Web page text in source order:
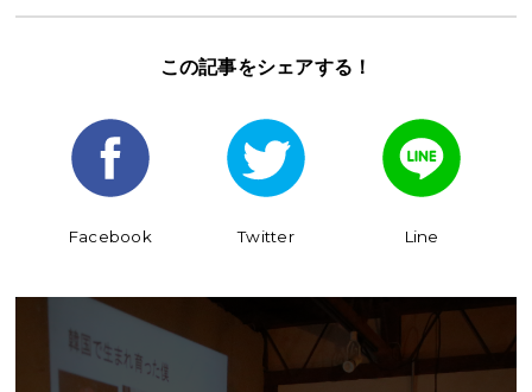
この記事をシェアする！
Facebook Twitter Line